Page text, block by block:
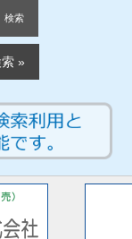
検索
»